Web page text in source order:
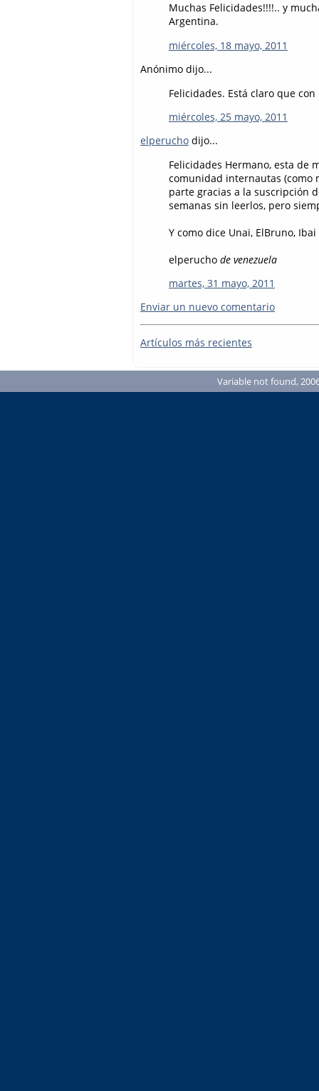
Muchas Felicidades!!!!.. y
Argentina.
miércoles, 18 mayo, 2011
Anónimo dijo...
Felicidades. Está claro que
miércoles, 25 mayo, 2011
elperucho dijo...
Felicidades Hermano, esta de
comunidad internautas (como
parte gracias a la suscripción
semanas sin leerlos, pero
Y como dice Unai, ElBruno,
elperucho de venezuela
martes, 31 mayo, 2011
Enviar un nuevo comentario
Artículos más recientes
Variable not found,